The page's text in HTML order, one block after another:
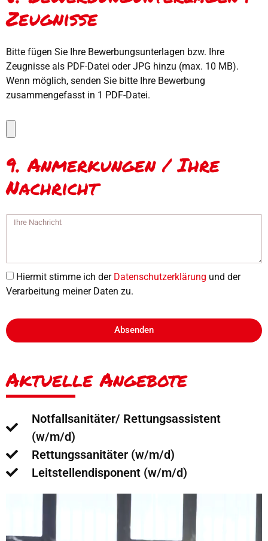
Zeugnisse
Bitte fügen Sie Ihre Bewerbungsunterlagen bzw. Ihre
Zeugnisse als PDF-Datei oder JPG hinzu (max. 10 MB).
Wenn möglich, senden Sie bitte Ihre Bewerbung
zusammengefasst in 1 PDF-Datei.
9. Anmerkungen / Ihre
Nachricht
Hiermit stimme ich der Datenschutzerklärung und der
Verarbeitung meiner Daten zu.
Absenden
Aktuelle Angebote
Notfallsanitäter/ Rettungsassistent
(w/m/d)
Rettungssanitäter (w/m/d)
Leitstellendisponent (w/m/d)